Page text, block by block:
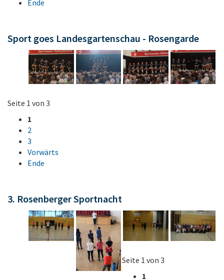
Ende
Sport goes Landesgartenschau - Rosengarde
Seite 1 von 3
1
2
3
Vorwärts
Ende
3. Rosenberger Sportnacht
Seite 1 von 3
1